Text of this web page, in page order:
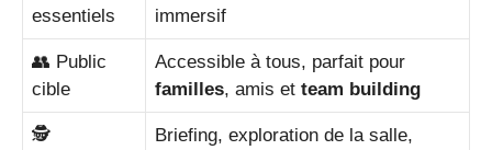
essentiels
immersif
👥 Public
cible
Accessible à tous, parfait pour
familles, amis et team building
🕵️
Briefing, exploration de la salle,